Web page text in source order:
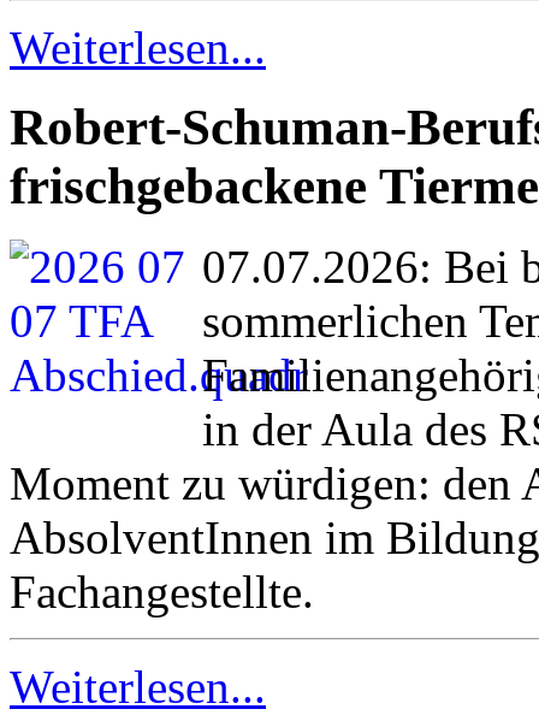
Weiterlesen...
Robert-Schuman-
frischgebackene
07.07.2026: Bei
sommerlichen
in der Aula des
Moment zu würdigen: den
AbsolventInnen im
Fachangestellte.
Weiterlesen...